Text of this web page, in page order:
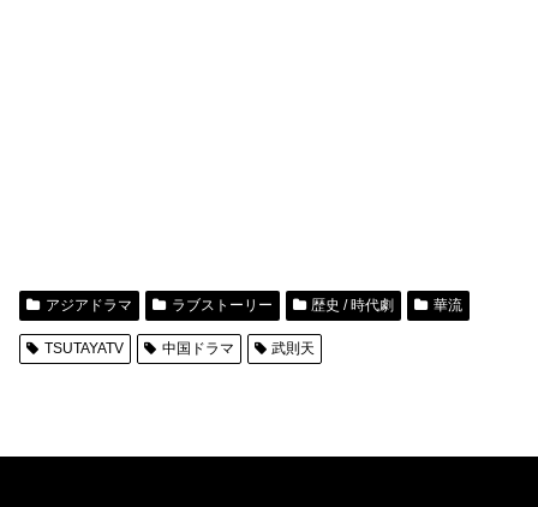
アジアドラマ ラブストーリー 歴史 / 時代劇 華流
TSUTAYATV 中国ドラマ 武則天